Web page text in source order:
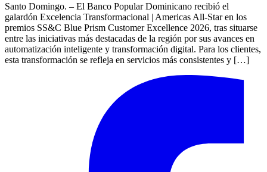
Santo Domingo. – El Banco Popular Dominicano recibió el
galardón Excelencia Transformacional | Americas All-Star en los
premios SS&C Blue Prism Customer Excellence 2026, tras situarse
entre las iniciativas más destacadas de la región por sus avances en
automatización inteligente y transformación digital. Para los clientes,
esta transformación se refleja en servicios más consistentes y […]